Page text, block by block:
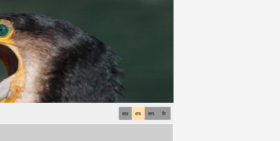
fr
en
es
eu